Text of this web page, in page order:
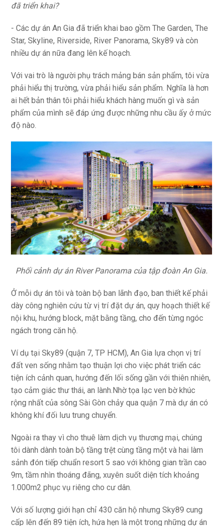
đã triển khai?
- Các dự án An Gia đã triển khai bao gồm The Garden, The
Star, Skyline, Riverside, River Panorama, Sky89 và còn
nhiều dự án nữa đang lên kế hoạch.
Với vai trò là người phụ trách mảng bán sản phẩm, tôi vừa
phải hiểu thị trường, vừa phải hiểu sản phẩm. Nghĩa là hơn
ai hết bản thân tôi phải hiểu khách hàng muốn gì và sản
phẩm của mình sẽ đáp ứng được những nhu cầu ấy ở mức
độ nào.
Phối cảnh dự án River Panorama của tập đoàn An Gia.
Ở mỗi dự án tôi và toàn bộ ban lãnh đạo, ban thiết kế phải
dày công nghiên cứu từ vị trí đặt dự án, quy hoạch thiết kế
nội khu, hướng block, mặt bằng tầng, cho đến từng ngóc
ngách trong căn hộ.
Ví dụ tại Sky89 (quận 7, TP HCM), An Gia lựa chọn vị trí
đất ven sống nhằm tạo thuận lợi cho việc phát triển các
tiện ích cảnh quan, hướng đến lối sống gần với thiên nhiên,
tạo cảm giác thư thái, an lành.Nhờ tọa lạc ven bờ khúc
rộng nhất của sông Sài Gòn chảy qua quận 7 mà dự án có
không khí đối lưu trung chuyển.
Ngoài ra thay vì cho thuê làm dịch vụ thương mại, chúng
tôi dành dành toàn bộ tầng trệt cùng tầng một và hai làm
sảnh đón tiếp chuẩn resort 5 sao với không gian trần cao
9m, tầm nhìn thoáng đãng, xuyên suốt diện tích khoảng
1.000m2 phục vụ riêng cho cư dân.
Với số lượng giới hạn chỉ 430 căn hộ nhưng Sky89 cung
cấp lên đến 89 tiện ích, hứa hẹn là một trong những dự án